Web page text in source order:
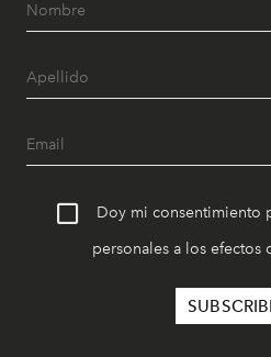
Doy mi consentimiento
personales a los efectos